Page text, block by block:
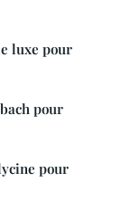
luxe pour
pour
pour